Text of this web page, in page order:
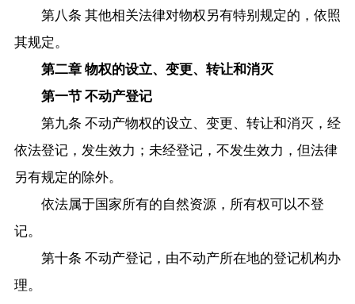
第八条 其他相关法律对物权另有特别规定的，依照
其规定。
第二章 物权的设立、变更、转让和消灭
第一节 不动产登记
第九条 不动产物权的设立、变更、转让和消灭，经
依法登记，发生效力；未经登记，不发生效力，但法律
另有规定的除外。
依法属于国家所有的自然资源，所有权可以不登
记。
第十条 不动产登记，由不动产所在地的登记机构办
理。